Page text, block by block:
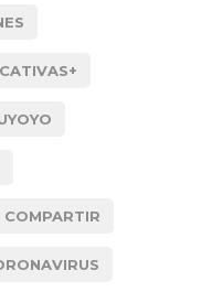
COMPARTIR